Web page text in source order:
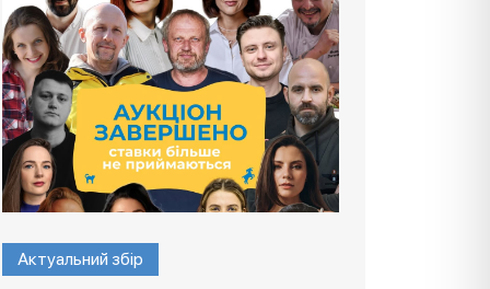
Актуальний збір